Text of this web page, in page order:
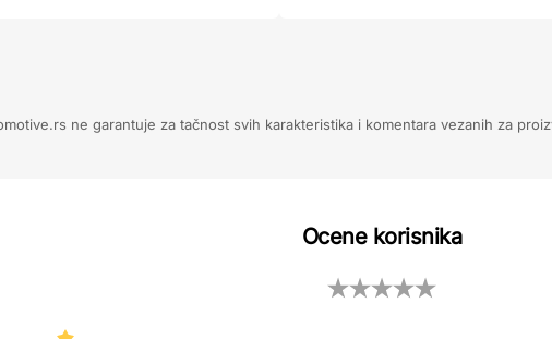
ne garantuje za tačnost svih karakteristika i komentara vezanih za
Ocene korisnika